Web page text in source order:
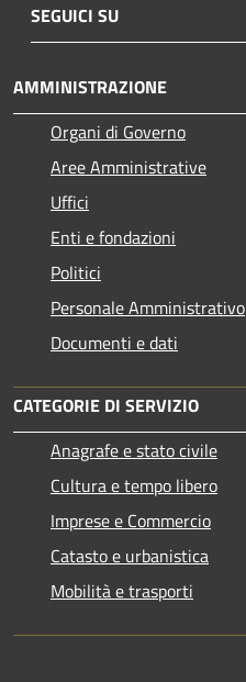
SEGUICI SU
AMMINISTRAZIONE
Organi di Governo
Aree Amministrative
Uffici
Enti e fondazioni
Politici
Personale Amministrativo
Documenti e dati
CATEGORIE DI SERVIZIO
Anagrafe e stato civile
Cultura e tempo libero
Imprese e Commercio
Catasto e urbanistica
Mobilità e trasporti